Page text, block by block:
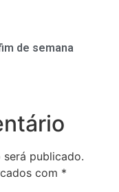
de semana
será publicado.
com *